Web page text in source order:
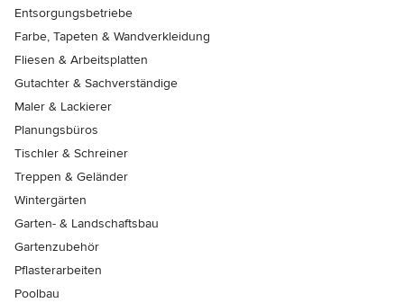
Entsorgungsbetriebe
Farbe, Tapeten & Wandverkleidung
Fliesen & Arbeitsplatten
Gutachter & Sachverständige
Maler & Lackierer
Planungsbüros
Tischler & Schreiner
Treppen & Geländer
Wintergärten
Garten- & Landschaftsbau
Gartenzubehör
Pflasterarbeiten
Poolbau